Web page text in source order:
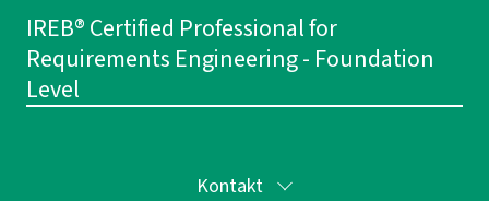
IREB® Certified Professional for
Requirements Engineering - Foundation
Level
Kontakt